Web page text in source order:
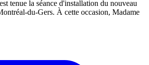
tenue la séance d'installation du nouveau
du-Gers. À cette occasion, Madame